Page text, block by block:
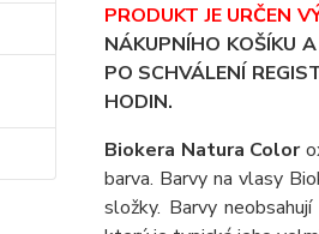
PRODUKT JE URČEN
NÁKUPNÍHO KOŠÍKU
PO SCHVÁLENÍ
HODIN.
Biokera Natura Color
barva. Barvy na vlasy
složky. Barvy